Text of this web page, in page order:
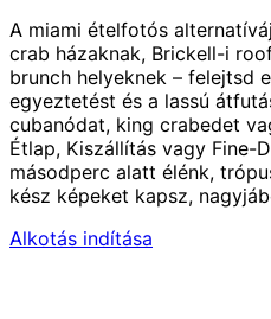
A miami ételfotós
crab házaknak, Brickell-i
brunch helyeknek – felejtsd
egyeztetést és a lassú
cubanódat, king crabedet
Étlap, Kiszállítás vagy Fine-
másodperc alatt élénk,
kész képeket kapsz,
Alkotás indítása